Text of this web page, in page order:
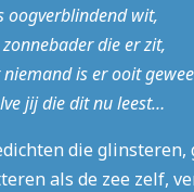
oogverblindend wit,
die er zit,
is er ooit
jij die dit nu leest…
die glinsteren,
als de zee zelf,